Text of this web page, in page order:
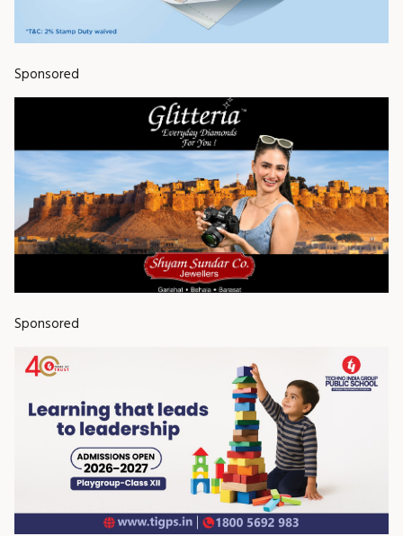
Sponsored
Sponsored